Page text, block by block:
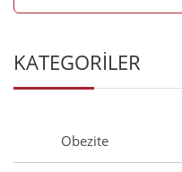
KATEGORİLER
Obezite